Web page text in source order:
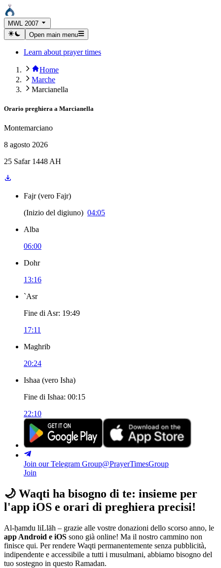
MWL 2007
Open main menu
Learn about prayer times
Home
Marche
Marcianella
Orario preghiera a Marcianella
Montemarciano
8 agosto 2026
25 Safar 1448 AH
Fajr (vero Fajr)
(Inizio del digiuno) 04:05
Alba
06:00
Dohr
13:16
`Asr
Fine di Asr: 19:49
17:11
Maghrib
20:24
Ishaa (vero Isha)
Fine di Ishaa: 00:15
22:10
Join our Telegram Group@PrayerTimesGroup
Join
🌙 Waqti ha bisogno di te: insieme per
l'app iOS e orari di preghiera precisi!
Al-ḥamdu liLlāh – grazie alle vostre donazioni dello scorso anno, le
app Android e iOS sono già online! Ma il nostro cammino non
finisce qui. Per rendere Waqti permanentemente senza pubblicità,
indipendente e accessibile a tutti i musulmani, abbiamo bisogno del
tuo sostegno in questo Ramadan.